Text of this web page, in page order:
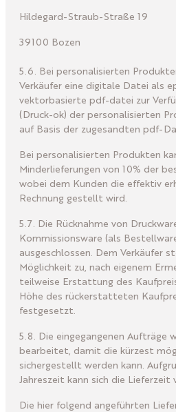
Hildegard-Straub-Straße 19
39100 Bozen
5.6. Bei personalisierten
Verkäufer eine digitale Datei als
vektorbasierte pdf-datei zur
(Druck-ok) der personalisierten
auf Basis der zugesandten pdf-
Bei personalisierten Produkten
Minderlieferungen von 10% der
wobei dem Kunden die effektiv
Rechnung gestellt wird.
5.7. Die Rücknahme von
Kommissionsware (als
ausgeschlossen. Dem Verkäufer
Möglichkeit zu, nach eigenem
teilweise Erstattung des
Höhe des rückerstatteten
festgesetzt.
5.8. Die eingegangenen Aufträge
bearbeitet, damit die kürzest
sichergestellt werden kann.
Jahreszeit kann sich die Lieferzeit
Die hier folgend angeführten